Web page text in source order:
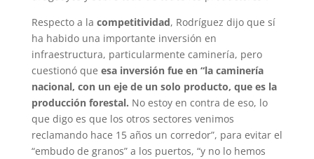
Respecto a la competitividad, Rodríguez dijo que sí
ha habido una importante inversión en
infraestructura, particularmente caminería, pero
cuestionó que esa inversión fue en “la caminería
nacional, con un eje de un solo producto, que es la
producción forestal. No estoy en contra de eso, lo
que digo es que los otros sectores venimos
reclamando hace 15 años un corredor”, para evitar el
“embudo de granos” a los puertos, “y no lo hemos